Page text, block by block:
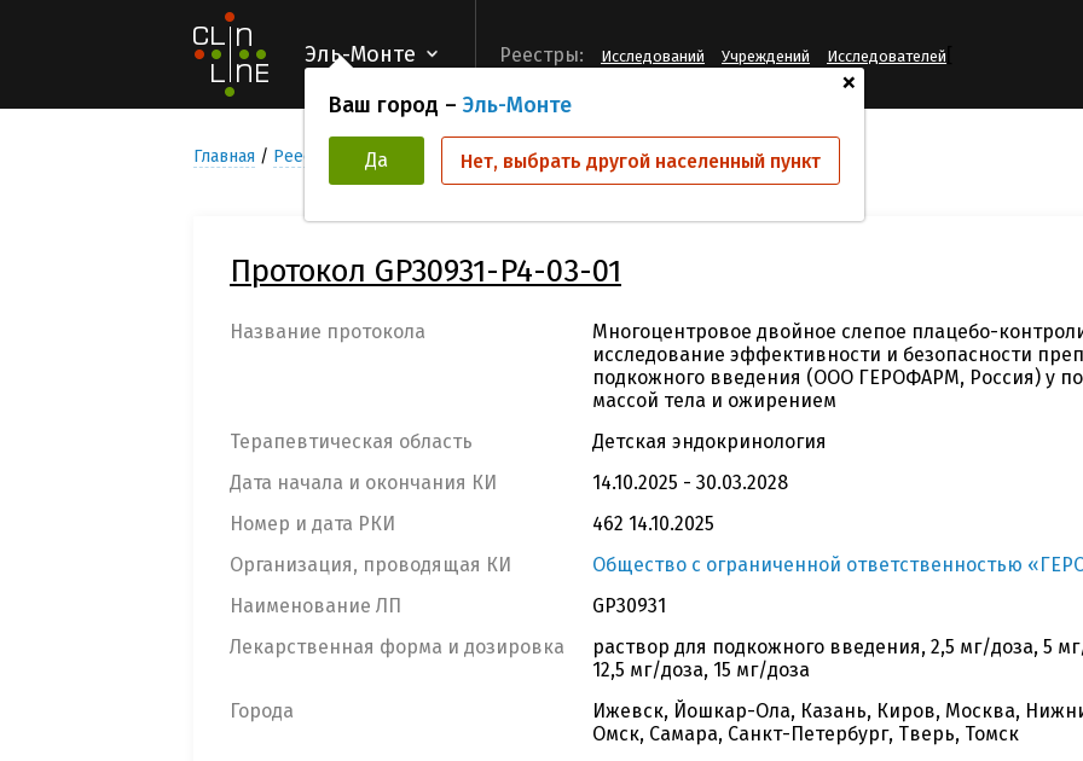
Эль-Монте
+
Ваш город – Эль-Монте
Да Нет, выбрать другой населенный пункт
Реестры: Исследований Учреждений Исследователей
Главная Реестр Клинических исследований GP30931-P4-03-01
Протокол GP30931-P4-03-01
Название протокола
Многоцентровое двойное слепое плацебо-
исследование эффективности и безопасности
подкожного введения (ООО ГЕРОФАРМ, Россия) у
массой тела и ожирением
Терапевтическая область
Детская эндокринология
Дата начала и окончания КИ
14.10.2025 - 30.03.2028
Номер и дата РКИ
462 14.10.2025
Организация, проводящая КИ
Общество с ограниченной ответственностью
Наименование ЛП
GP30931
Лекарственная форма и дозировка
раствор для подкожного введения, 2,5 мг/доза, 5
12,5 мг/доза, 15 мг/доза
Города
Ижевск, Йошкар-Ола, Казань, Киров, Москва,
Омск, Самара, Санкт-Петербург, Тверь, Томск